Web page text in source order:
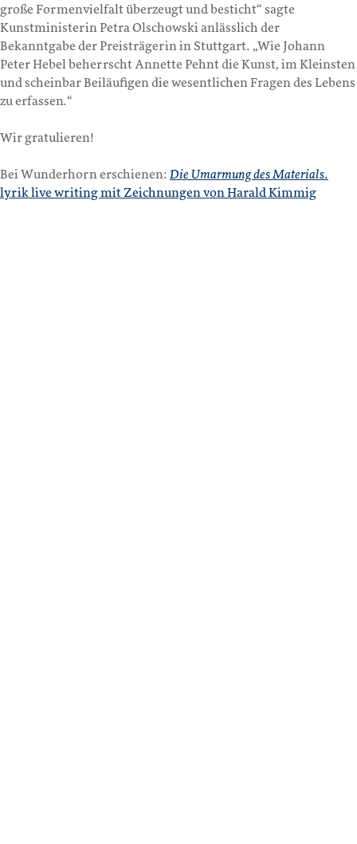
große Formenvielfalt überzeugt und besticht“ sagte
Kunstministerin Petra Olschowski anlässlich der
Bekanntgabe der Preisträgerin in Stuttgart. „Wie Johann
Peter Hebel beherrscht Annette Pehnt die Kunst, im Kleinsten
und scheinbar Beiläufigen die wesentlichen Fragen des Lebens
zu erfassen.“
Wir gratulieren!
Bei Wunderhorn erschienen: Die Umarmung des Materials.
lyrik live writing mit Zeichnungen von Harald Kimmig